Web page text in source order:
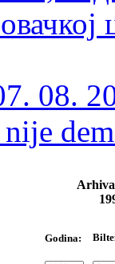
08.
Godina: